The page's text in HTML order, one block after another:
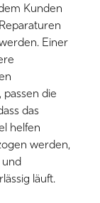
Kunden
Einer
die
das
helfen
werden,
und
läuft.